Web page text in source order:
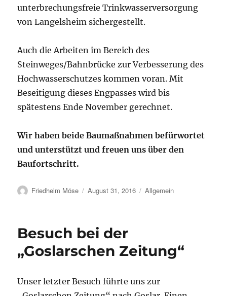
unterbrechungsfreie Trinkwasserversorgung
von Langelsheim sichergestellt.
Auch die Arbeiten im Bereich des
Steinweges/Bahnbrücke zur Verbesserung des
Hochwasserschutzes kommen voran. Mit
Beseitigung dieses Engpasses wird bis
spätestens Ende November gerechnet.
Wir haben beide Baumaßnahmen befürwortet
und unterstützt und freuen uns über den
Baufortschritt.
Autor
Friedhelm Möse
Veröffentlicht
August 31, 2016 Kategorien
Allgemein
Besuch bei der
„Goslarschen Zeitung“
Unser letzter Besuch führte uns zur